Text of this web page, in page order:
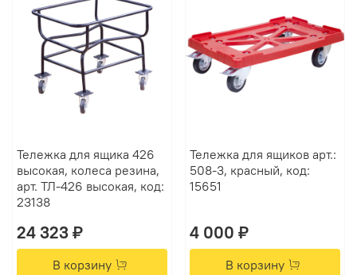
Тележка для ящика 426
высокая, колеса резина,
арт. ТЛ-426 высокая, код:
23138
24 323 ₽
В корзину
Тележка для ящиков арт.:
508-3, красный, код:
15651
4 000 ₽
В корзину